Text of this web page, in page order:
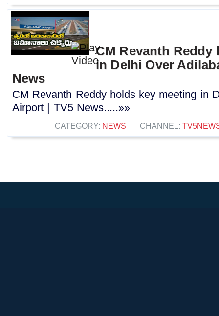
CM Revanth Reddy
in Delhi Over
News
CM Revanth Reddy holds key meeting in
Airport | TV5 News.....»»
CATEGORY: NEWS CHANNEL: